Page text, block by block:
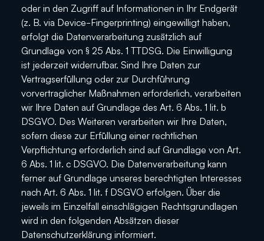
oder in den Zugriff auf Informationen in Ihr Endgerät
(z. B. via Device-Fingerprinting) eingewilligt haben,
erfolgt die Datenverarbeitung zusätzlich auf
Grundlage von § 25 Abs. 1 TTDSG. Die Einwilligung
ist jederzeit widerrufbar. Sind Ihre Daten zur
Vertragserfüllung oder zur Durchführung
vorvertraglicher Maßnahmen erforderlich, verarbeiten
wir Ihre Daten auf Grundlage des Art. 6 Abs. 1 lit. b
DSGVO. Des Weiteren verarbeiten wir Ihre Daten,
sofern diese zur Erfüllung einer rechtlichen
Verpflichtung erforderlich sind auf Grundlage von Art.
6 Abs. 1 lit. c DSGVO. Die Datenverarbeitung kann
ferner auf Grundlage unseres berechtigten Interesses
nach Art. 6 Abs. 1 lit. f DSGVO erfolgen. Über die
jeweils im Einzelfall einschlägigen Rechtsgrundlagen
wird in den folgenden Absätzen dieser
Datenschutzerklärung informiert.